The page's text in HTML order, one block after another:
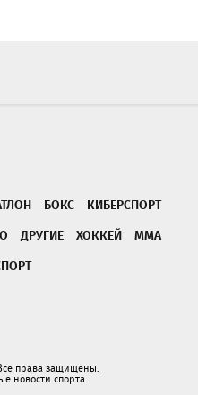
БОКС
КИБЕРСПОРТ
ДРУГИЕ ХОККЕЙ
ММА
права защищены.
новости спорта.